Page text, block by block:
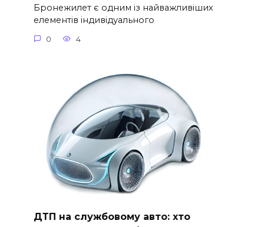
Бронежилет є одним із найважливіших
елементів індивідуального
0 4
ДТП на службовому авто: хто